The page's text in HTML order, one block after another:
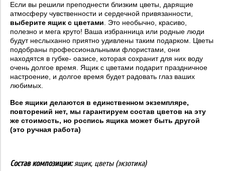
Если вы решили преподнести близким цветы, дарящие
атмосферу чувственности и сердечной привязанности,
выберите ящик с цветами . Это необычно, красиво,
полезно и мега круто! Ваша избранница или родные люди
будут неслыханно приятно удивлены таким подарком. Цветы
подобраны профессиональными флористами, они
находятся в губке- оазисе, которая сохранит для них воду
очень долгое время. Ящик с цветами подарит праздничное
настроение, и долгое время будет радовать глаз ваших
любимых.
Все ящики делаются в единственном экземпляре,
повторений нет, мы гарантируем состав цветов на эту
же стоимость, но роспись ящика может быть другой
(это ручная работа)
Состав композиции:ящик, цветы (экзотика)